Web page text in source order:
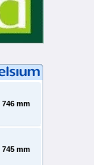
746 mm
745 mm